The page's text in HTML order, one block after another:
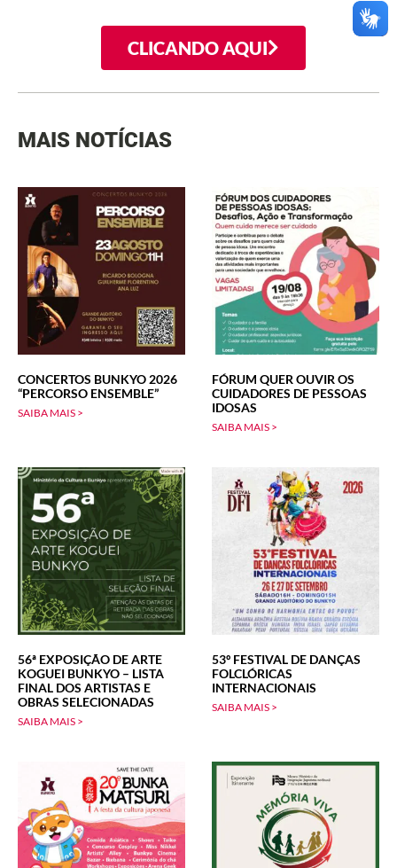
CLICANDO AQUI
MAIS NOTÍCIAS
CONCERTOS BUNKYO 2026
“PERCORSO ENSEMBLE”
SAIBA MAIS >
FÓRUM QUER OUVIR OS
CUIDADORES DE PESSOAS
IDOSAS
SAIBA MAIS >
56ª EXPOSIÇÃO DE ARTE
KOGUEI BUNKYO – LISTA
FINAL DOS ARTISTAS E
OBRAS SELECIONADAS
SAIBA MAIS >
53º FESTIVAL DE DANÇAS
FOLCLÓRICAS
INTERNACIONAIS
SAIBA MAIS >